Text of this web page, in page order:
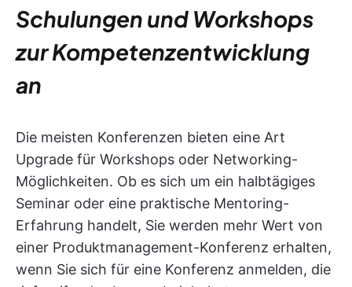
Schulungen und Workshops
zur Kompetenzentwicklung
an
Die meisten Konferenzen bieten eine Art
Upgrade für Workshops oder Networking-
Möglichkeiten. Ob es sich um ein halbtägiges
Seminar oder eine praktische Mentoring-
Erfahrung handelt, Sie werden mehr Wert von
einer Produktmanagement-Konferenz erhalten,
wenn Sie sich für eine Konferenz anmelden, die